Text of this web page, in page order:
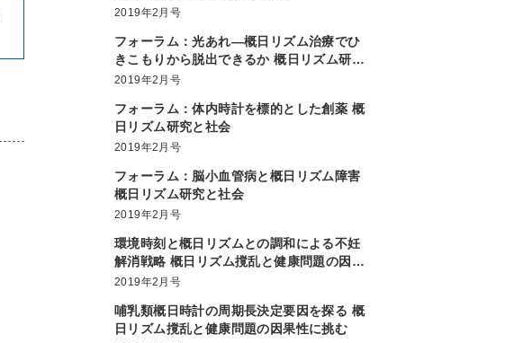
2019年2月号
フォーラム：光あれ―概日リズム治療でひ
きこもりから脱出できるか 概日リズム研究
と社会
2019年2月号
フォーラム：体内時計を標的とした創薬 概
日リズム研究と社会
2019年2月号
フォーラム：脳小血管病と概日リズム障害
概日リズム研究と社会
2019年2月号
環境時刻と概日リズムとの調和による不妊
解消戦略 概日リズム撹乱と健康問題の因果
性に挑む
2019年2月号
哺乳類概日時計の周期長決定要因を探る 概
日リズム撹乱と健康問題の因果性に挑む